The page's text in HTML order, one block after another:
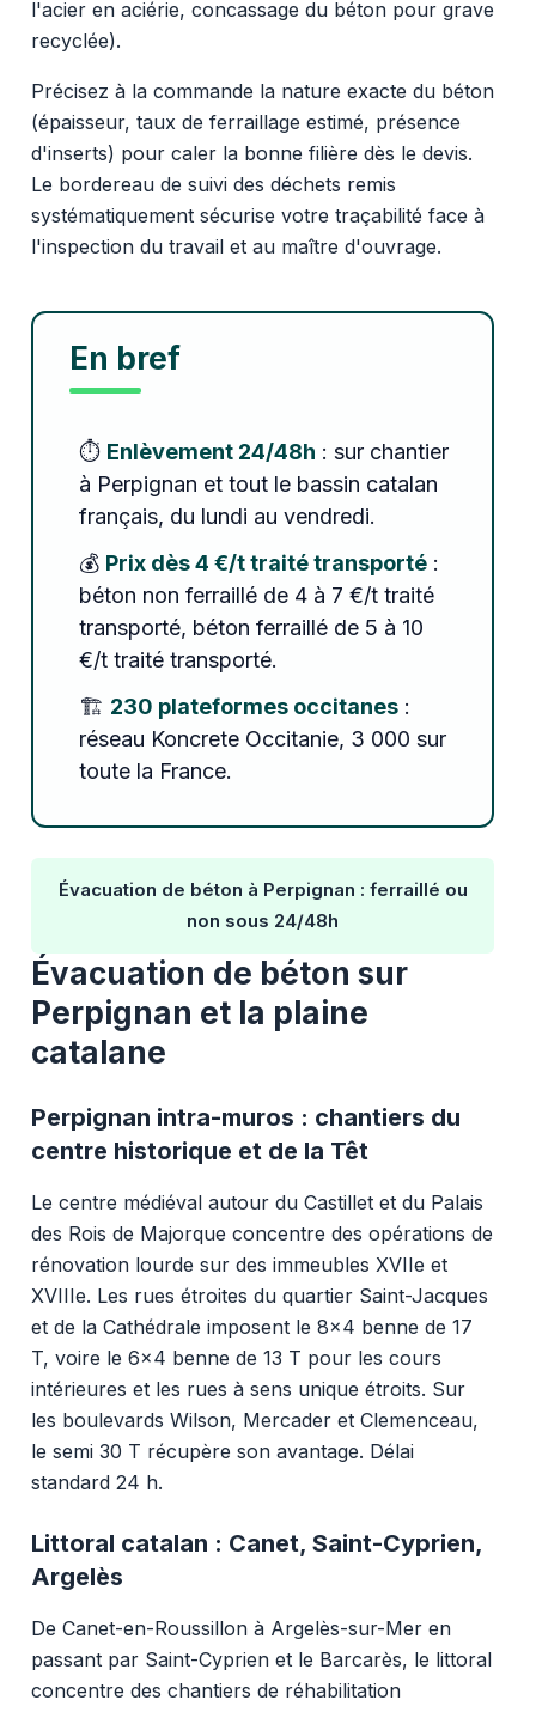
l'acier en aciérie, concassage du béton pour grave
recyclée).
Précisez à la commande la nature exacte du béton
(épaisseur, taux de ferraillage estimé, présence
d'inserts) pour caler la bonne filière dès le devis.
Le bordereau de suivi des déchets remis
systématiquement sécurise votre traçabilité face à
l'inspection du travail et au maître d'ouvrage.
En bref
⏱️ Enlèvement 24/48h : sur chantier
à Perpignan et tout le bassin catalan
français, du lundi au vendredi.
💰 Prix dès 4 €/t traité transporté:
béton non ferraillé de 4 à 7 €/t traité
transporté, béton ferraillé de 5 à 10
€/t traité transporté.
🏗️ 230 plateformes occitanes:
réseau Koncrete Occitanie, 3 000 sur
toute la France.
Évacuation de béton à Perpignan : ferraillé ou
non sous 24/48h
Évacuation de béton sur
Perpignan et la plaine
catalane
Perpignan intra-muros : chantiers du
centre historique et de la Têt
Le centre médiéval autour du Castillet et du Palais
des Rois de Majorque concentre des opérations de
rénovation lourde sur des immeubles XVIIe et
XVIIIe. Les rues étroites du quartier Saint-Jacques
et de la Cathédrale imposent le 8x4 benne de 17
T, voire le 6x4 benne de 13 T pour les cours
intérieures et les rues à sens unique étroits. Sur
les boulevards Wilson, Mercader et Clemenceau,
le semi 30 T récupère son avantage. Délai
standard 24 h.
Littoral catalan : Canet, Saint-Cyprien,
Argelès
De Canet-en-Roussillon à Argelès-sur-Mer en
passant par Saint-Cyprien et le Barcarès, le littoral
concentre des chantiers de réhabilitation